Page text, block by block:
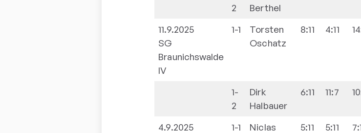
2
Berthel
11.9.2025
SG
Braunichswalde
IV
1-1
Torsten
Oschatz
8:11 4:11
1-
2
Dirk
Halbauer
6:11 11:7
4.9.2025
1-1
Niclas
5:11 5:11